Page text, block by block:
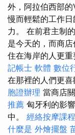
外，阿拉伯西部
慢而輕鬆的工作
力。 在前君主制
是今天的，而商
住在海岸的人更重
記帳士 軟體 數位
在那裡的人們更喜
胞證辦理 當商店
推薦 匈牙利的影
中。 經絡按摩課
什麼是 外燴擺盤